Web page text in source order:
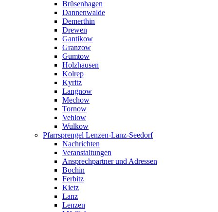
Brüsenhagen
Dannenwalde
Demerthin
Drewen
Gantikow
Granzow
Gumtow
Holzhausen
Kolrep
Kyritz
Langnow
Mechow
Tornow
Vehlow
Wulkow
Pfarrsprengel Lenzen-Lanz-Seedorf
Nachrichten
Veranstaltungen
Ansprechpartner und Adressen
Bochin
Ferbitz
Kietz
Lanz
Lenzen